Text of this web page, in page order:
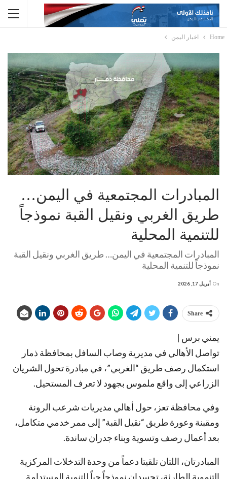
Home اخبار اليمن
المبادرات المجتمعية في اليمن…
طريق الغربي ونقيل القبة نموذجاً
للتنمية المحلية
المبادرات المجتمعية في اليمن… طريق الغربي ونقيل القبة
نموذجاً للتنمية المحلية
On أبريل 17, 2026
Share
يمني برس |
تواصل الأهالي في مديرية وصاب السافل بمحافظة ذمار
استكمال رصف طريق “الغربي”، في مبادرة تحول الشريان
الزراعي إلى واقع ملموس بجهود لا تعرف المستحيل.
وفي محافظة تعز، حول أهالي مديريات شرعب الرونة
ومقبنة وعورة طريق “نقيل القبة” إلى ممر خدمي متكامل،
بعد أعمال رصف وتسوية وبناء جدران ساندة.
المبادرتان، اللتان تلقيتا دعماً من وحدة التدخلات المركزية
التنموية الطارئة، تجسدان نموذجاً حياً للتنمية المستدامة